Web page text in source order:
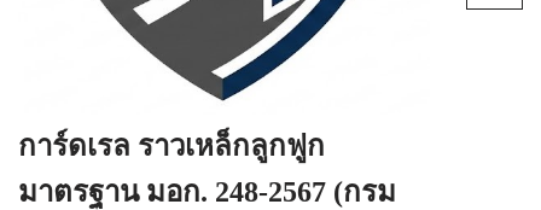
การ์ดเรล ราวเหล็กลูกฟูก
มาตรฐาน มอก. 248-2567 (กรม